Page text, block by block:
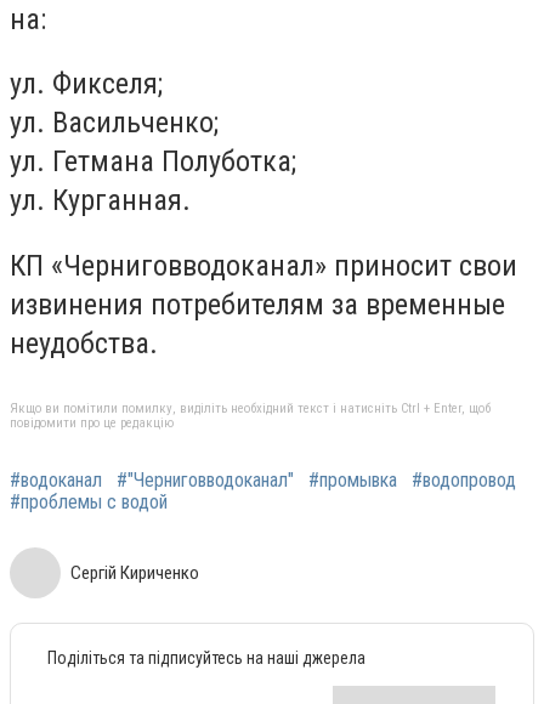
на:
ул. Фикселя;
ул. Васильченко;
ул. Гетмана Полуботка;
ул. Курганная.
КП «Черниговводоканал» приносит свои
извинения потребителям за временные
неудобства.
Якщо ви помітили помилку, виділіть необхідний текст і натисніть Ctrl + Enter, щоб
повідомити про це редакцію
#водоканал #"Черниговводоканал" #промывка
#водопровод
#проблемы с водой
Сергій Кириченко
Поділіться та підписуйтесь на наші джерела